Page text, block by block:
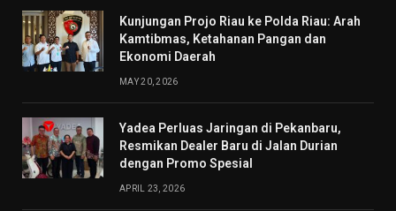
Kunjungan Projo Riau ke Polda Riau: Arah
Kamtibmas, Ketahanan Pangan dan
Ekonomi Daerah
MAY 20, 2026
Yadea Perluas Jaringan di Pekanbaru,
Resmikan Dealer Baru di Jalan Durian
dengan Promo Spesial
APRIL 23, 2026